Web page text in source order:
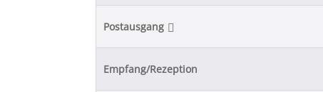
Postausgang
Empfang/Rezeption